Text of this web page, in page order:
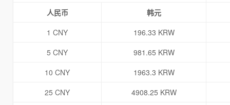
人民币
韩元
1 CNY
196.33 KRW
5 CNY
981.65 KRW
10 CNY
1963.3 KRW
25 CNY
4908.25 KRW